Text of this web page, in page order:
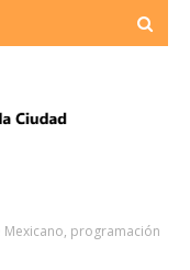
Mexicano, programación